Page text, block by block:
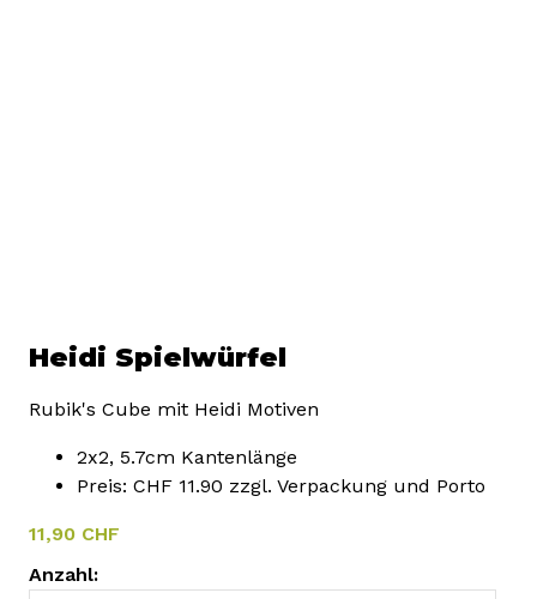
Heidi Spielwürfel
Rubik's Cube mit Heidi Motiven
2x2, 5.7cm Kantenlänge
Preis: CHF 11.90 zzgl. Verpackung und Porto
11,90 CHF
Anzahl: